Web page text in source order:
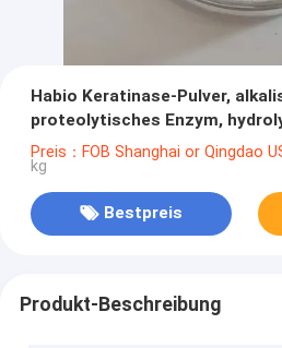
Habio Keratinase-Pulver,
proteolytisches Enzym,
Preis：FOB Shanghai or Qingdao
kg
Bestpreis
Produkt-Beschreibung